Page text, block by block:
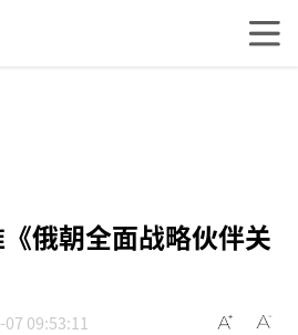
俄朝全面战略伙伴关
09:53:11